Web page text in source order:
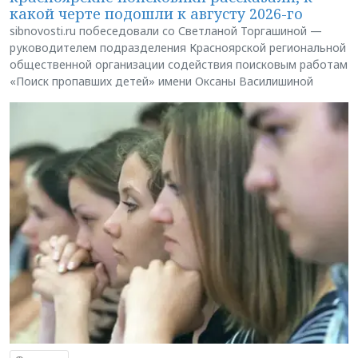
какой черте подошли к августу 2026-го
sibnovosti.ru побеседовали со Светланой Торгашиной —
руководителем подразделения Красноярской региональной
общественной организации содействия поисковым работам
«Поиск пропавших детей» имени Оксаны Василишиной